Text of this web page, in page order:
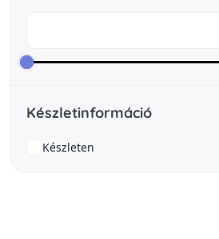
Készletinformáció
Készleten